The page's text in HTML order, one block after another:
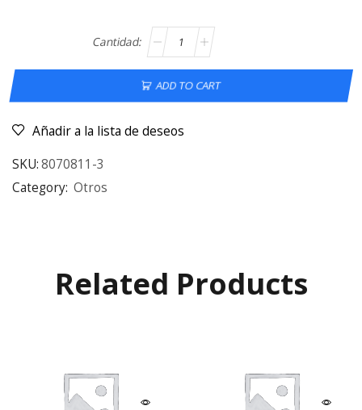
ADD TO CART
Añadir a la lista de deseos
SKU:8070811-3
Category: Otros
Related Products